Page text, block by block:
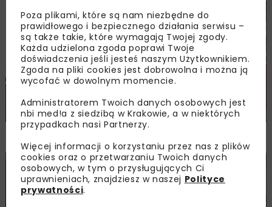
DROGI MOSTY TUNELE ARCHIWUM NBI WYDARZENIA
NOVDROG 2026
DROGI MOSTY TUNELE ARCHIWUM NBI
Poza plikami, które są nam niezbędne do
prawidłowego i bezpiecznego działania serwisu –
są także takie, które wymagają Twojej zgody.
Każda udzielona zgoda poprawi Twoje
doświadczenia jeśli jesteś naszym Użytkownikiem.
Zgoda na pliki cookies jest dobrowolna i można ją
wycofać w dowolnym momencie.
Administratorem Twoich danych osobowych jest
nbi med!a z siedzibą w Krakowie, a w niektórych
przypadkach nasi Partnerzy.
Więcej informacji o korzystaniu przez nas z plików
cookies oraz o przetwarzaniu Twoich danych
osobowych, w tym o przysługujących Ci
uprawnieniach, znajdziesz w naszej Polityce
prywatności.